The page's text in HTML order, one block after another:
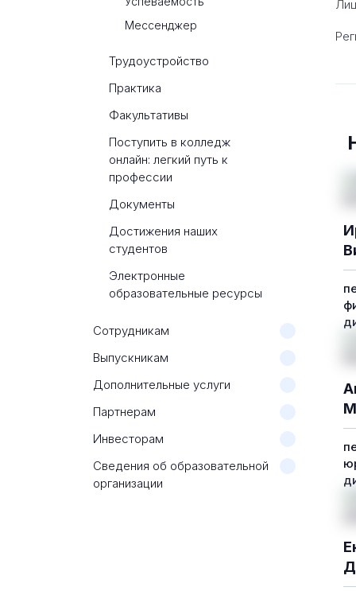
Мессенджер
Трудоустройство
Практика
Факультативы
Поступить в колледж
онлайн: легкий путь к
профессии
Документы
Достижения наших
студентов
Электронные
образовательные ресурсы
Сотрудникам
Выпускникам
Дополнительные услуги
Партнерам
Инвесторам
Сведения об образовательной
организации